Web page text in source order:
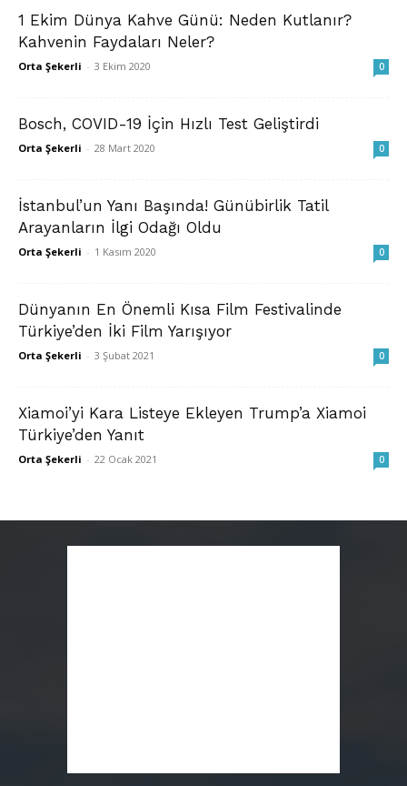
1 Ekim Dünya Kahve Günü: Neden Kutlanır?
Kahvenin Faydaları Neler?
Orta Şekerli - 3 Ekim 2020 0
Bosch, COVID-19 İçin Hızlı Test Geliştirdi
Orta Şekerli - 28 Mart 2020 0
İstanbul’un Yanı Başında! Günübirlik Tatil
Arayanların İlgi Odağı Oldu
Orta Şekerli - 1 Kasım 2020 0
Dünyanın En Önemli Kısa Film Festivalinde
Türkiye’den İki Film Yarışıyor
Orta Şekerli - 3 Şubat 2021 0
Xiamoi’yi Kara Listeye Ekleyen Trump’a Xiamoi
Türkiye’den Yanıt
Orta Şekerli - 22 Ocak 2021 0